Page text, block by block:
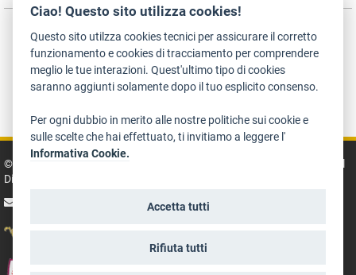
Dichiarazione di accessibilità Privacy Note legali e crediti
Art Bonus
© 2014 - 2026 TrentinoCultura - Ideazione e coordinamento a cura del
Dipartimento Cultura, Turismo, Promozione e Sport
Ciao! Questo sito utilizza cookies!
Questo sito utilzza cookies tecnici per assicurare il corretto
funzionamento e cookies di tracciamento per comprendere
meglio le tue interazioni. Quest'ultimo tipo di cookies
saranno aggiunti solamente dopo il tuo esplicito consenso.
Per ogni dubbio in merito alle nostre politiche sui cookie e
sulle scelte che hai effettuato, ti invitiamo a leggere l'
Informativa Cookie.
Accetta tutti
Rifiuta tutti